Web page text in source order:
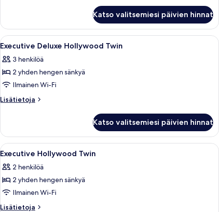
Twin
Katso valitsemiesi päivien hinnat
Avaa
kaikki
huonetyypin
Executive
Deluxe
Hollywood
Allergiatestatut vuodevaatteet,
15
Executive Deluxe Hollywood Twin
3 henkilöä
2 yhden hengen sänkyä
Ilmainen Wi-Fi
Lisätietoja
Lisätietoja
Hollywood
Twin
Katso valitsemiesi päivien hinnat
Avaa
kaikki
huonetyypin
Executive
Hollywood
Twin
Allergiatestatut vuodevaatteet,
15
Executive Hollywood Twin
2 henkilöä
2 yhden hengen sänkyä
Ilmainen Wi-Fi
Lisätietoja
Lisätietoja